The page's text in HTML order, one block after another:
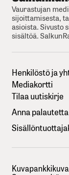
Vaurastujan
sijoittamisesta,
asioista. Sivusto
sisältöä.
Henkilöstö ja
Mediakortti
Tilaa uutiskirje
Anna palautetta